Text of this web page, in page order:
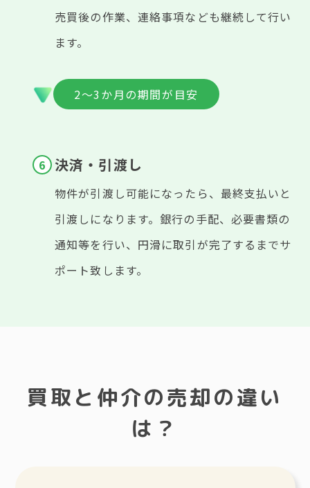
売買後の作業、連絡事項なども継続して行い
ます。
2～3か月の期間が目安
決済・引渡し
物件が引渡し可能になったら、最終支払いと
引渡しになります。銀行の手配、必要書類の
通知等を行い、円滑に取引が完了するまでサ
ポート致します。
買取と仲介の売却の違い
は？